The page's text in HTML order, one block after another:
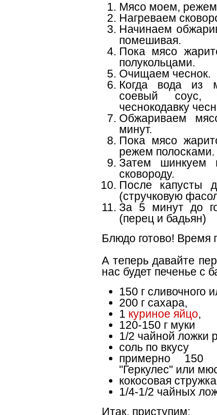
Мясо моем,
Нагреваем
Начинаем
помешивая.
Пока мясо
полукольцами.
Очищаем чеснок.
Когда вода из
соевый соус,
чеснокодавку
Обжариваем
минут.
Пока мясо
режем полосками.
Затем шинкуем
сковороду.
После капусты
(стручковую
За 5 минут до
(перец и бадьян)
Блюдо готово! Время
А теперь давайте
нас будет печенье с
150 г сливочного
200 г сахара,
1 куриное яйцо,
120-150 г муки
1/2 чайной ложки
соль по вкусу
примерно 150
"Геркулес" или
кокосовая
1/4-1/2 чайных
Итак, приступим: